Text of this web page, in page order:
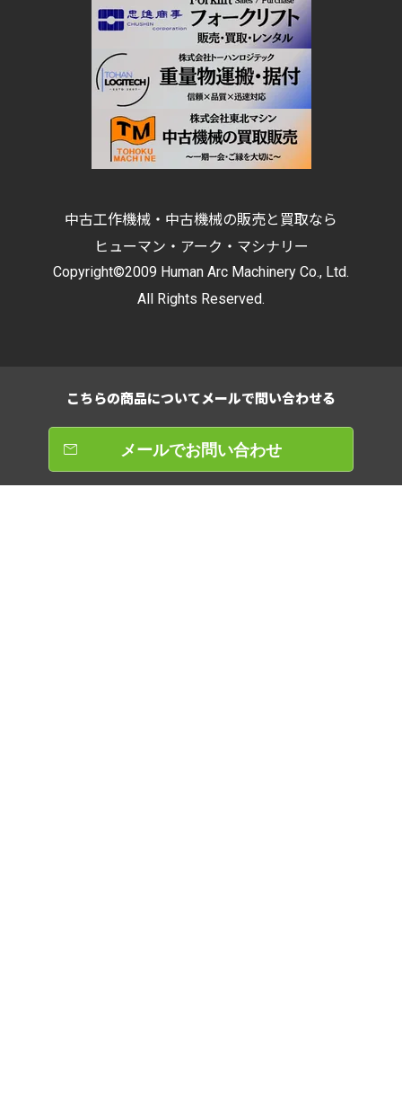
中古工作機械・中古機械の販売と買取なら
ヒューマン・アーク・マシナリー
Copyright©2009 Human Arc Machinery Co., Ltd.
All Rights Reserved.
こちらの商品についてメールで問い合わせる
メールでお問い合わせ